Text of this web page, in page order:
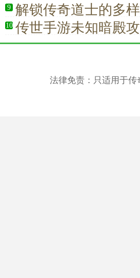
9 解锁传奇道士的多
10 传世手游未知暗殿
法律免责：只适用于